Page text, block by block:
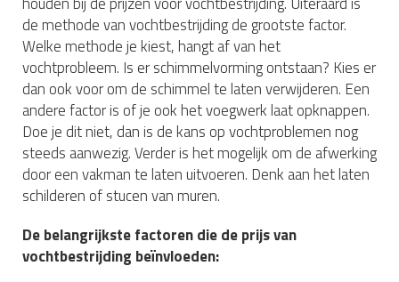
de methode van vochtbestrijding de grootste factor.
Welke methode je kiest, hangt af van het
vochtprobleem. Is er schimmelvorming ontstaan? Kies er
dan ook voor om de schimmel te laten verwijderen. Een
andere factor is of je ook het voegwerk laat opknappen.
Doe je dit niet, dan is de kans op vochtproblemen nog
steeds aanwezig. Verder is het mogelijk om de afwerking
door een vakman te laten uitvoeren. Denk aan het laten
schilderen of stucen van muren.
De belangrijkste factoren die de prijs van
vochtbestrijding beïnvloeden: